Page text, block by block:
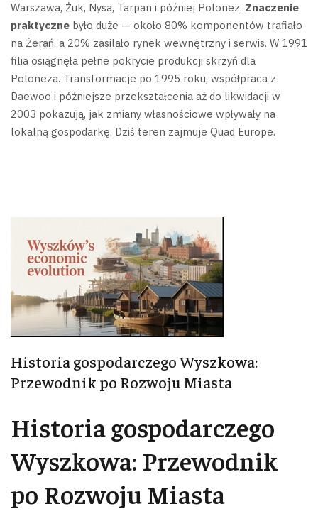
Warszawa, Żuk, Nysa, Tarpan i później Polonez. Znaczenie
praktyczne było duże — około 80% komponentów trafiało
na Żerań, a 20% zasilało rynek wewnętrzny i serwis. W 1991
filia osiągnęła pełne pokrycie produkcji skrzyń dla
Poloneza. Transformacje po 1995 roku, współpraca z
Daewoo i późniejsze przekształcenia aż do likwidacji w
2003 pokazują, jak zmiany własnościowe wpływały na
lokalną gospodarkę. Dziś teren zajmuje Quad Europe.
Historia gospodarczego Wyszkowa:
Przewodnik po Rozwoju Miasta
Historia gospodarczego
Wyszkowa: Przewodnik
po Rozwoju Miasta